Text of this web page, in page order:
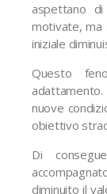
aspettano
motivate, ma
iniziale
Questo
nuove
obiettivo
Di
diminuito il